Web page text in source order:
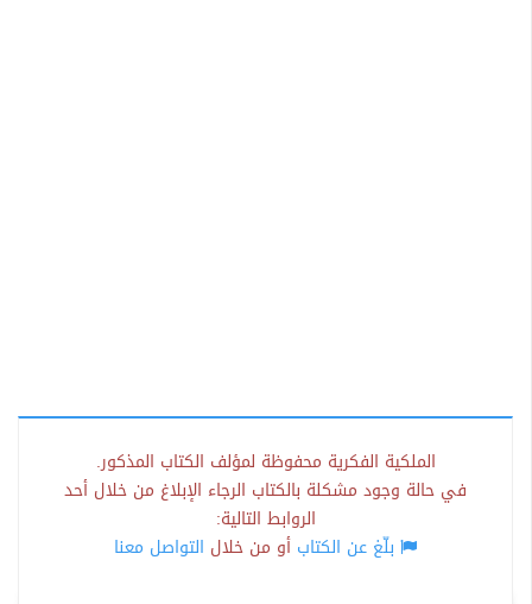
الملكية الفكرية محفوظة لمؤلف الكتاب المذكور.
في حالة وجود مشكلة بالكتاب الرجاء الإبلاغ من خلال أحد
الروابط التالية:
بلّغ عن الكتاب أو من خلال التواصل معنا